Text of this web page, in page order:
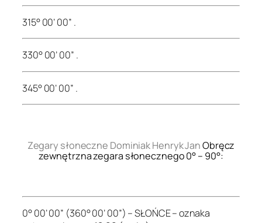
315° 00’ 00” .
330° 00’ 00” .
345° 00’ 00” .
Zegary słoneczne Dominiak Henryk JanObręcz
zewnętrzna zegara słonecznego 0° – 90°:
0° 00’ 00” (360° 00’ 00”) – SŁOŃCE – oznaka